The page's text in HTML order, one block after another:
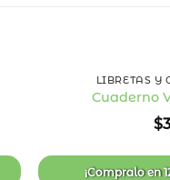
LIBRETAS Y
Cuaderno
$
¡Compralo en